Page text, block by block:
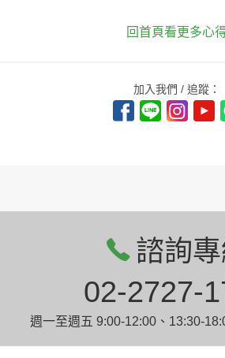
回首頁看更多心
加入我們 / 追蹤：
諮詢
02-2727-
週一至週五 9:00-12:00、13:30-